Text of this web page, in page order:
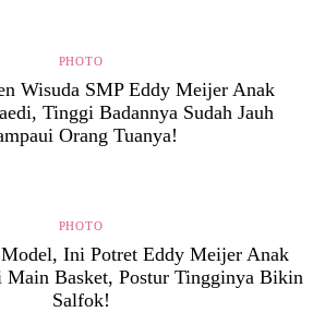
PHOTO
Wisuda SMP Eddy Meijer Anak
Tinggi Badannya Sudah Jauh
Orang Tuanya!
PHOTO
Ini Potret Eddy Meijer Anak
Main Basket, Postur Tingginya Bikin
Salfok!